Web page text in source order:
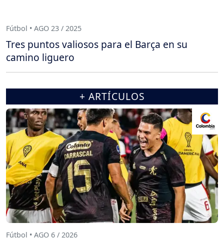
Fútbol • AGO 23 / 2025
Tres puntos valiosos para el Barça en su
camino liguero
+ ARTÍCULOS
Fútbol • AGO 6 / 2026